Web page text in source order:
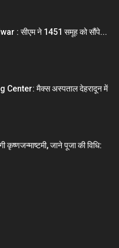
: सीएम ने 1451 समूह को सौंपे...
मैक्स अस्पताल देहरादून में
कृष्णजन्माष्टमी, जाने पूजा की विधि: